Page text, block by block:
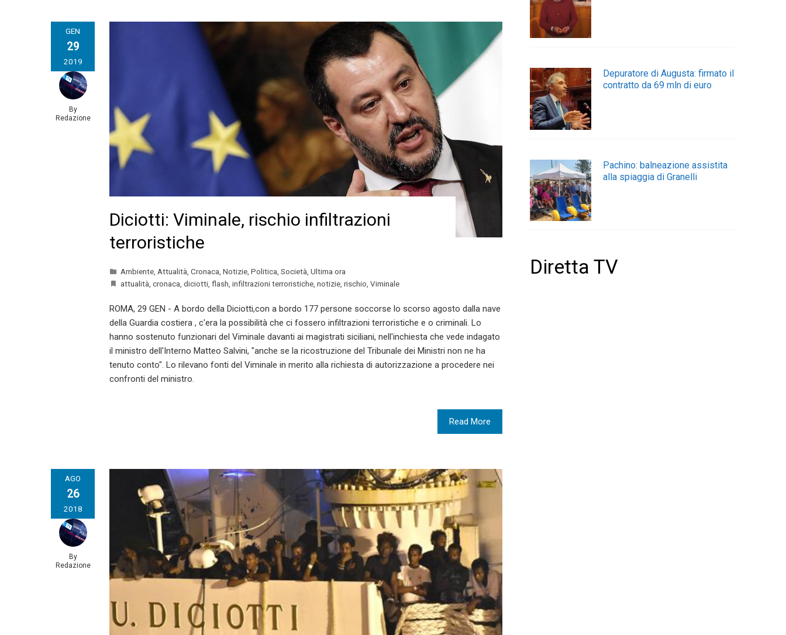
GEN
29
2019
By
Redazione
Diciotti: Viminale, rischio infiltrazioni
terroristiche
Ambiente, Attualità, Cronaca, Notizie, Politica, Società, Ultima ora
attualità, cronaca, diciotti, flash, infiltrazioni terroristiche, notizie, rischio, Viminale
ROMA, 29 GEN - A bordo della Diciotti,con a bordo 177 persone soccorse lo scorso agosto dalla nave
della Guardia costiera , c'era la possibilità che ci fossero infiltrazioni terroristiche e o criminali. Lo
hanno sostenuto funzionari del Viminale davanti ai magistrati siciliani, nell'inchiesta che vede indagato
il ministro dell'Interno Matteo Salvini, "anche se la ricostruzione del Tribunale dei Ministri non ne ha
tenuto conto". Lo rilevano fonti del Viminale in merito alla richiesta di autorizzazione a procedere nei
confronti del ministro.
Read More
AGO
26
2018
By
Redazione
Depuratore di Augusta: firmato il
contratto da 69 mln di euro
Pachino: balneazione assistita
alla spiaggia di Granelli
Diretta TV